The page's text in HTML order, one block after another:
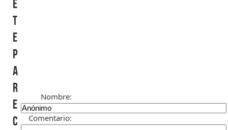
é
t
e
p
a
r
e
c
Nombre:
Comentario: